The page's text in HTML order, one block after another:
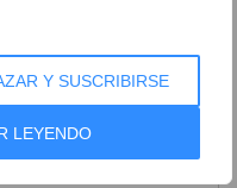
Y SUSCRIBIRSE
LEYENDO